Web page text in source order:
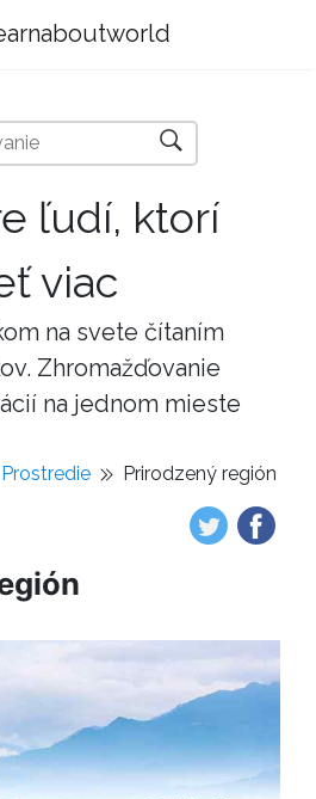
ľudí, ktorí
viac
na svete čítaním
Zhromažďovanie
na jednom mieste
Prostredie Prirodzený región